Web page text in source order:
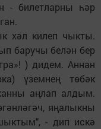
- билетларны һәр
хәл килеп чыкты.
баручы белән бер
) дидем. Аннан
үземнең төбәк
аңлап алдым.
яңалыкны
- дип искә